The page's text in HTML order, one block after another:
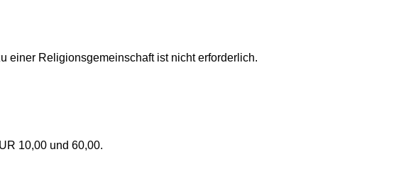
einer Religionsgemeinschaft ist nicht erforderlich.
10,00 und 60,00.